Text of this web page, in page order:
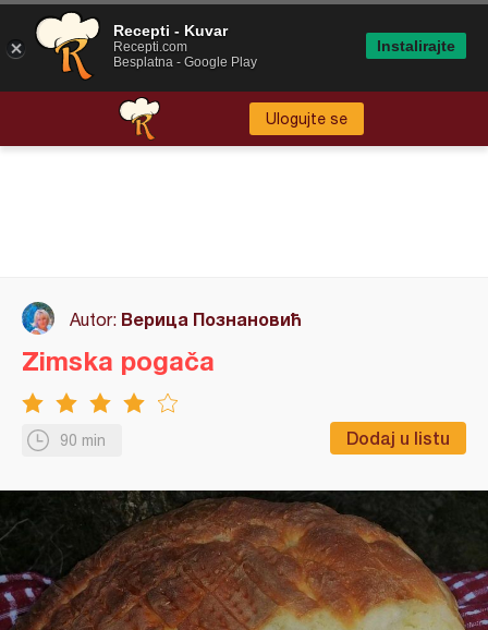
Ulogujte se
Autor: Верица Познановић
90 min Dodaj u listu
Zimska pogača
Recepti - Kuvar
Recepti.com
Besplatna - Google Play
Instalirajte